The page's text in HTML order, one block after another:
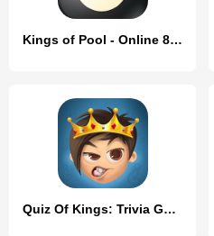
Kings of Pool - Online 8 Ball
Quiz Of Kings: Trivia Games